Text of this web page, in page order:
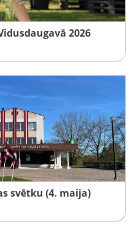
2026
svētku (4. maija)